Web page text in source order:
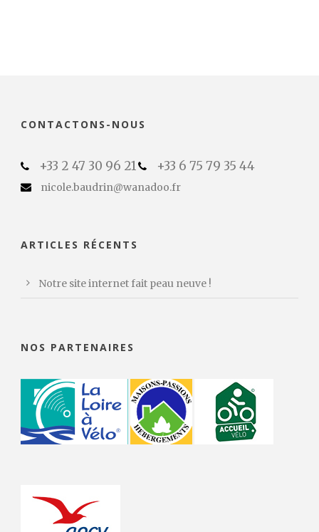
CONTACTONS-NOUS
+33 2 47 30 96 21 +33 6 75 79 35 44
nicole.baudrin@wanadoo.fr
ARTICLES RÉCENTS
Notre site internet fait peau neuve !
NOS PARTENAIRES